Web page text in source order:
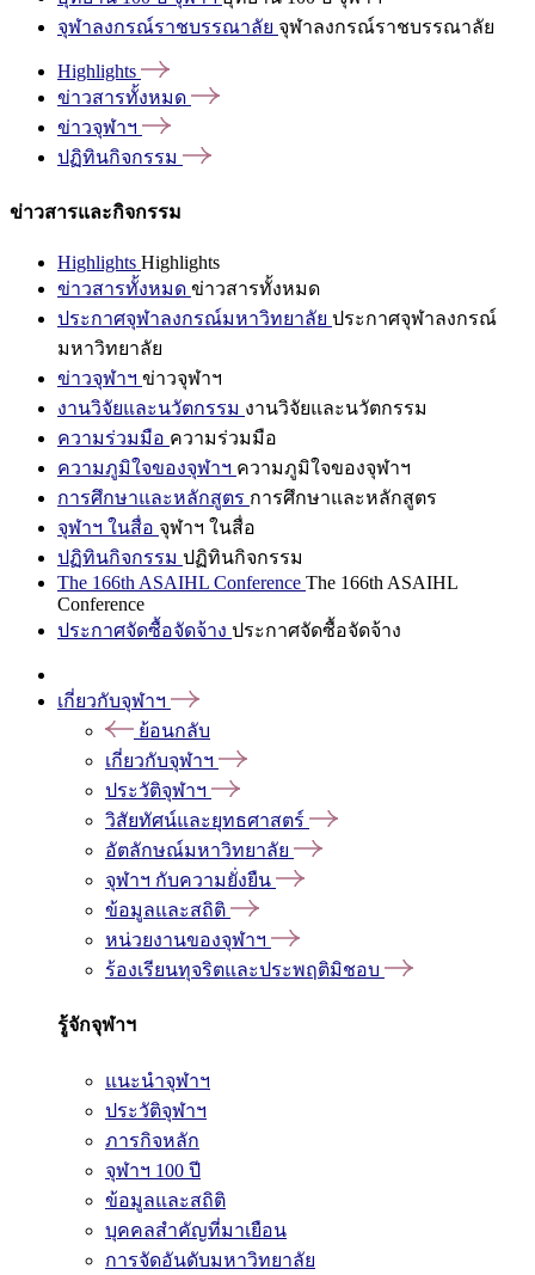
จุฬาลงกรณ์ราชบรรณาลัย จุฬาลงกรณ์ราชบรรณาลัย
Highlights
ข่าวสารทั้งหมด
ข่าวจุฬาฯ
ปฏิทินกิจกรรม
ข่าวสารและกิจกรรม
Highlights Highlights
ข่าวสารทั้งหมด ข่าวสารทั้งหมด
ประกาศจุฬาลงกรณ์มหาวิทยาลัย ประกาศจุฬาลงกรณ์
มหาวิทยาลัย
ข่าวจุฬาฯ ข่าวจุฬาฯ
งานวิจัยและนวัตกรรม งานวิจัยและนวัตกรรม
ความร่วมมือ ความร่วมมือ
ความภูมิใจของจุฬาฯ ความภูมิใจของจุฬาฯ
การศึกษาและหลักสูตร การศึกษาและหลักสูตร
จุฬาฯ ในสื่อ จุฬาฯ ในสื่อ
ปฏิทินกิจกรรม ปฏิทินกิจกรรม
The 166th ASAIHL Conference The 166th ASAIHL
Conference
ประกาศจัดซื้อจัดจ้าง ประกาศจัดซื้อจัดจ้าง
เกี่ยวกับจุฬาฯ
ย้อนกลับ
เกี่ยวกับจุฬาฯ
ประวัติจุฬาฯ
วิสัยทัศน์และยุทธศาสตร์
อัตลักษณ์มหาวิทยาลัย
จุฬาฯ กับความยั่งยืน
ข้อมูลและสถิติ
หน่วยงานของจุฬาฯ
ร้องเรียนทุจริตและประพฤติมิชอบ
รู้จักจุฬาฯ
แนะนำจุฬาฯ
ประวัติจุฬาฯ
ภารกิจหลัก
จุฬาฯ 100 ปี
ข้อมูลและสถิติ
บุคคลสำคัญที่มาเยือน
การจัดอันดับมหาวิทยาลัย